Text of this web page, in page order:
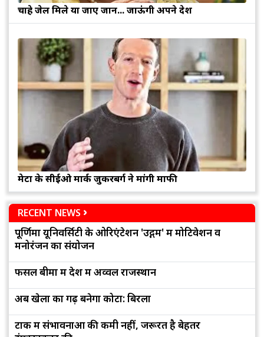
चाहे जेल मिले या जाए जान... जाऊंगी अपने देश
मेटा के सीईओ मार्क जुकरबर्ग ने मांगी माफी
RECENT NEWS
पूर्णिमा यूनिवर्सिटी के ओरिएंटेशन 'उद्गम' में मोटिवेशन व
मनोरंजन का संयोजन
फसल बीमा में देश में अव्वल राजस्थान
अब खेलों का गढ़ बनेगा कोटा: बिरला
टोंक में संभावनाओं की कमी नहीं, जरूरत है बेहतर